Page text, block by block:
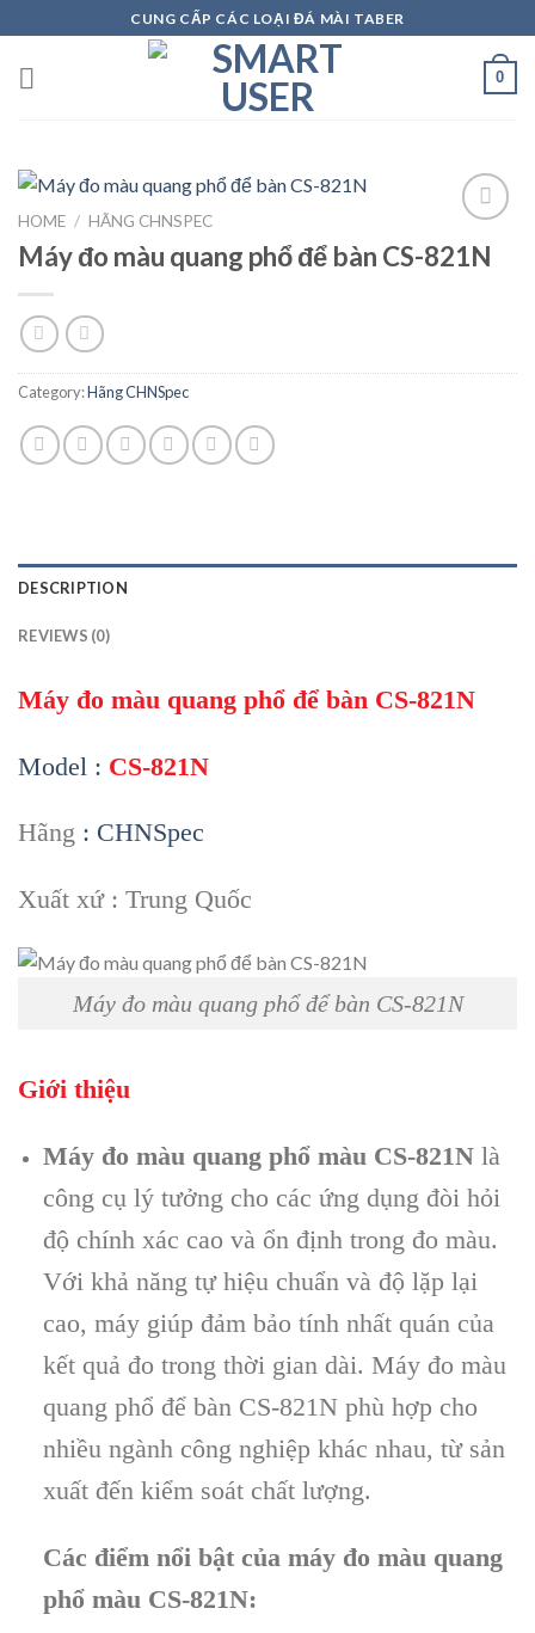
to
content
CUNG CẤP CÁC LOẠI ĐÁ MÀI TABER
0
HOME / HÃNG CHNSPEC
Máy đo màu quang phổ để bàn CS-821N
Category:Hãng CHNSpec
DESCRIPTION
REVIEWS (0)
Máy đo màu quang phổ để bàn CS-821N
Model : CS-821N
Hãng : CHNSpec
Xuất xứ : Trung Quốc
Máy đo màu quang phổ để bàn CS-821N
Giới thiệu
Máy đo màu quang phổ màu CS-821Nlà
công cụ lý tưởng cho các ứng dụng đòi hỏi
độ chính xác cao và ổn định trong đo màu.
Với khả năng tự hiệu chuẩn và độ lặp lại
cao, máy giúp đảm bảo tính nhất quán của
kết quả đo trong thời gian dài. Máy đo màu
quang phổ để bàn CS-821N phù hợp cho
nhiều ngành công nghiệp khác nhau, từ sản
xuất đến kiểm soát chất lượng.
Các điểm nổi bật của máy đo màu quang
phổ màu CS-821N: